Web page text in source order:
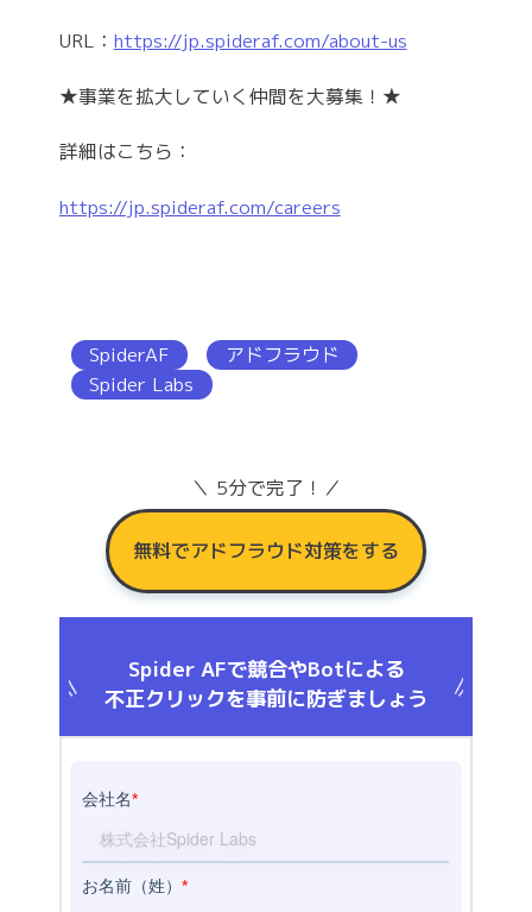
URL： https://jp.spideraf.com/about-us
★事業を拡大していく仲間を大募集！★
詳細はこちら：
https://jp.spideraf.com/careers
SpiderAF
アドフラウド
Spider Labs
＼ 5分で完了！／
無料でアドフラウド対策をする
Spider AFで競合やBotによる
不正クリックを事前に防ぎましょう